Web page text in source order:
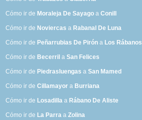
Cómo ir de Moraleja De Sayago aConill
Cómo ir de Noviercas a Rabanal De Luna
Cómo ir de Peñarrubias De Pirón a Los Rábanos
Cómo ir de Becerril aSan Felices
Cómo ir de Piedrasluengas aSan Mamed
Cómo ir deCillamayor a Burriana
Cómo ir de Losadilla a Rábano De Aliste
Cómo ir de La Parra aZolina